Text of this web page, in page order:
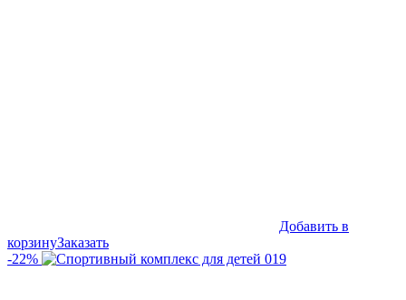
Добавить в
корзинуЗаказать
-22%